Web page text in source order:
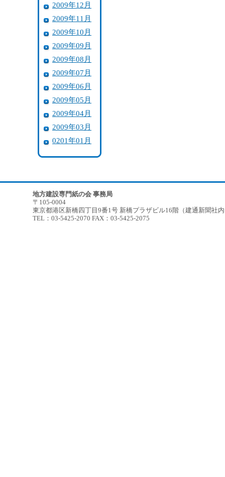
2009年12月
2009年11月
2009年10月
2009年09月
2009年08月
2009年07月
2009年06月
2009年05月
2009年04月
2009年03月
0201年01月
地方建設専門紙の会 事務局
〒105-0004
東京都港区新橋四丁目9番1号 新橋プラザビル16階（建通新聞社
TEL：03-5425-2070 FAX：03-5425-2075